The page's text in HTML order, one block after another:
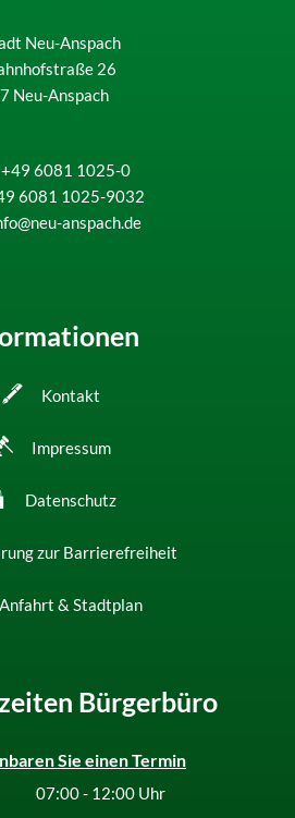
Neu-Anspach
26
Neu-Anspach
+49 6081 1025-0
6081 1025-9032
anspach.de
Kontakt
Impressum
Datenschutz
zur Barrierefreiheit
Anfahrt & Stadtplan
Bürgerbüro
Sie einen Termin
07:00- 12:00Uhr